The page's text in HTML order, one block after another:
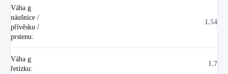
Váha g
náušnice /
přívěsku /
prstenu:
1.54
Váha g
řetízku:
1.7